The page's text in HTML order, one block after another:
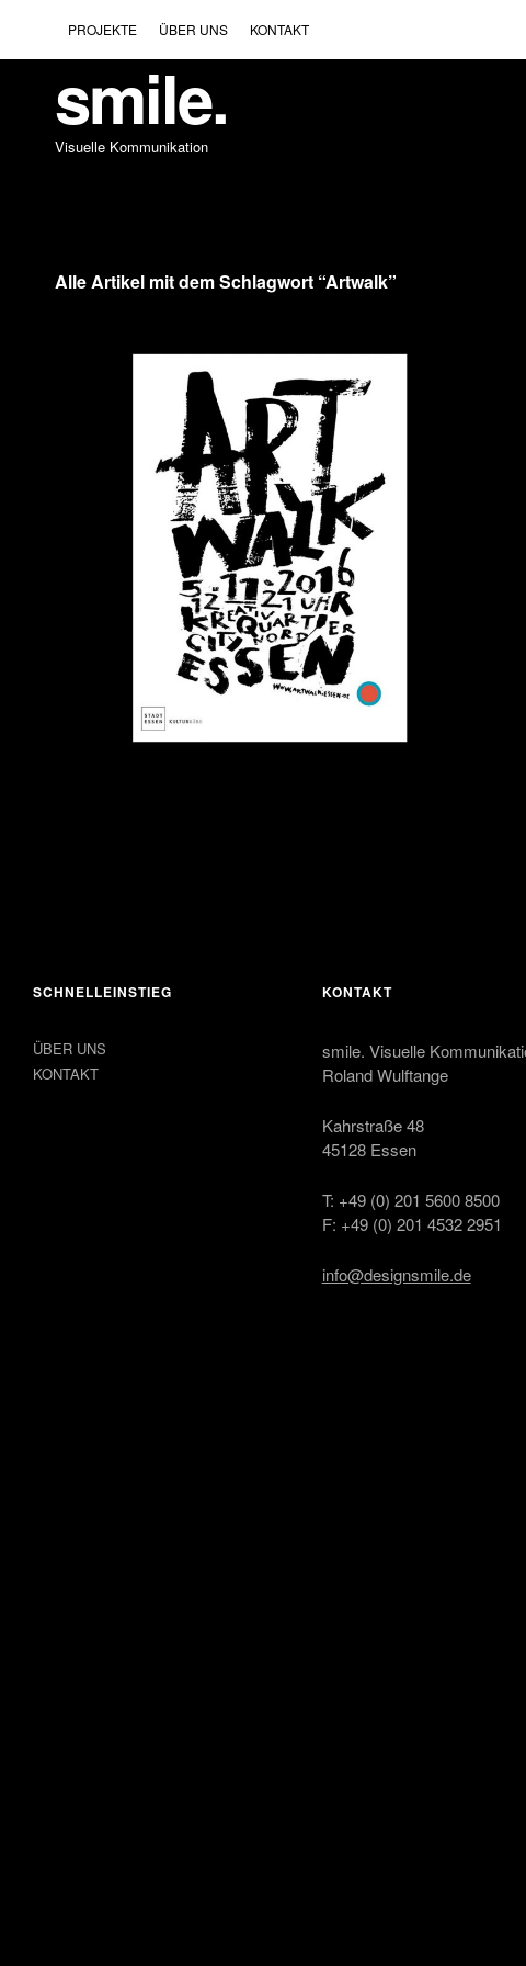
PROJEKTE ÜBER UNS KONTAKT
smile.
Visuelle Kommunikation
Alle Artikel mit dem Schlagwort “Artwalk”
SCHNELLEINSTIEG
ÜBER UNS
KONTAKT
KONTAKT
smile. Visuelle
Roland Wulftange
Kahrstraße 48
45128 Essen
T: +49 (0) 201 5600 8500
F: +49 (0) 201 4532 2951
info@designsmile.de